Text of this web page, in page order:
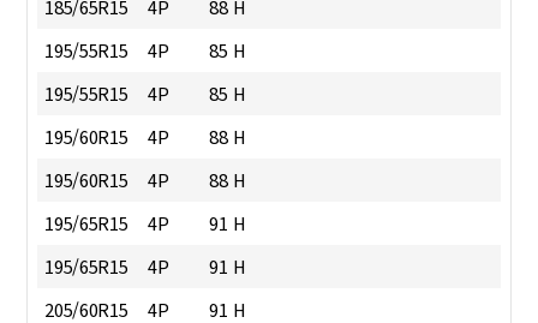
185/65R15
4P
88 H
195/55R15
4P
85 H
195/55R15
4P
85 H
195/60R15
4P
88 H
195/60R15
4P
88 H
195/65R15
4P
91 H
195/65R15
4P
91 H
205/60R15
4P
91 H